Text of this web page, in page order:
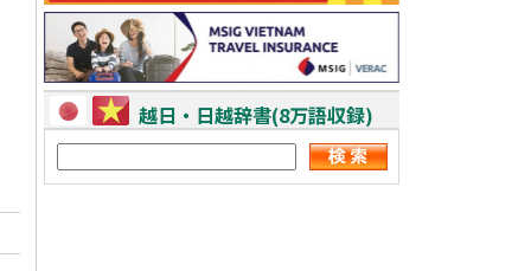
越日・日越辞書(8万語収録)